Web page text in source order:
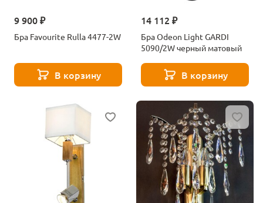
9 900 ₽
Бра Favourite Rulla 4477-2W
В корзину
14 112 ₽
Бра Odeon Light GARDI
5090/2W черный матовый
В корзину